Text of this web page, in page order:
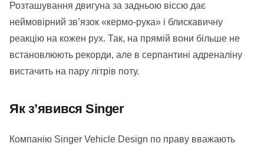
Розташування двигуна за задньою віссю дає
неймовірний зв’язок «кермо-рука» і блискавичну
реакцію на кожен рух. Так, на прямій вони більше не
встановлюють рекорди, але в серпантині адреналіну
вистачить на пару літрів поту.
Як з’явився Singer
Компанію Singer Vehicle Design по праву вважають